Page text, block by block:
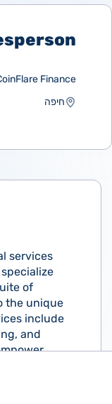
Finance
חיפה
services
of
the unique
include
and
informed
through
financial